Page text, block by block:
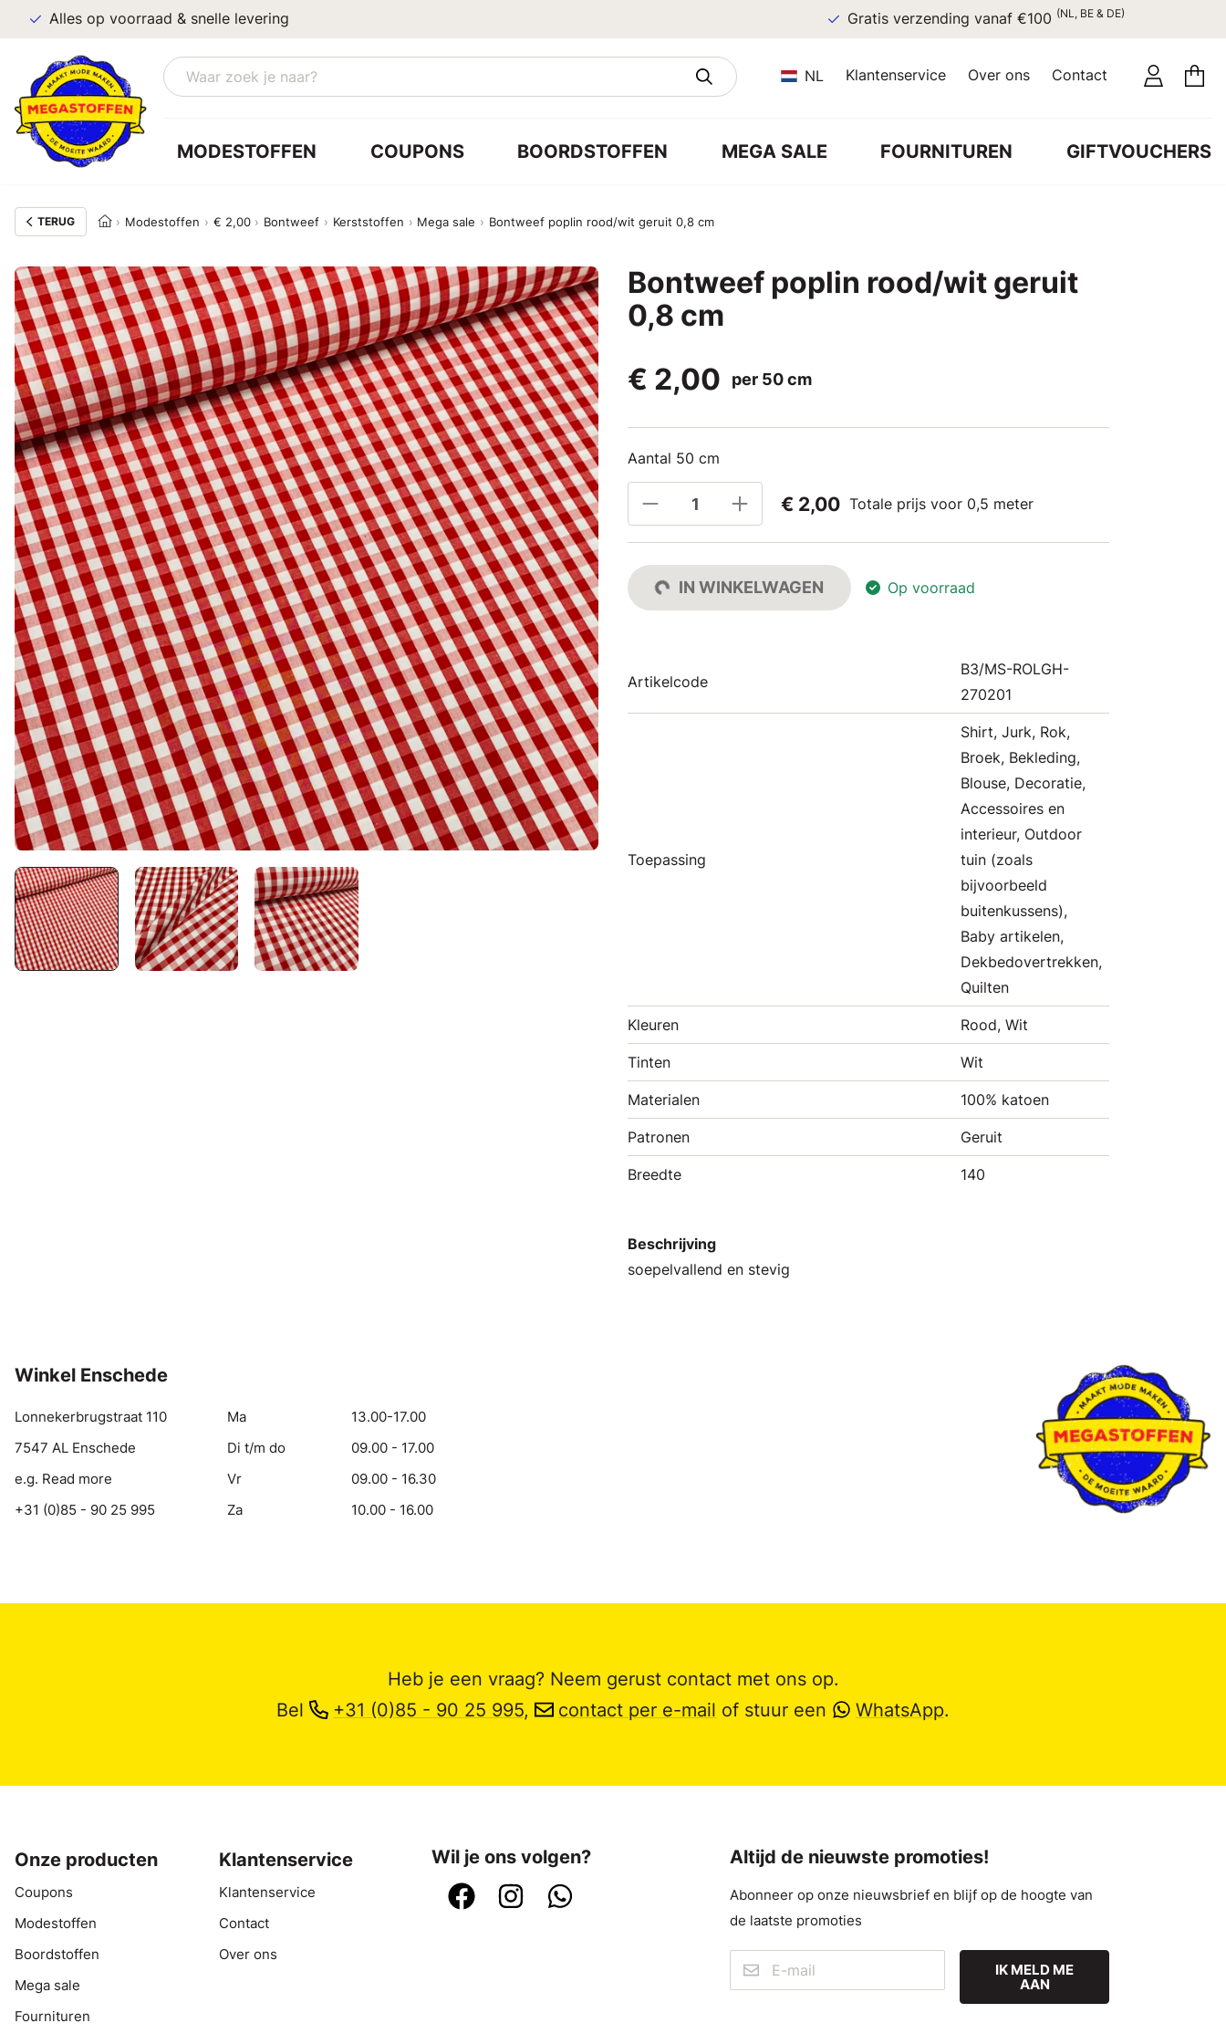
Alles op voorraad & snelle levering Gratis verzending vanaf €100 (NL, BE & DE)
NL Klantenservice Over ons Contact
MODESTOFFEN COUPONS BOORDSTOFFEN MEGA SALE FOURNITUREN GIFTVOUCHERS
TERUG Modestoffen € 2,00 Bontweef Kerststoffen Mega sale Bontweef poplin rood/wit geruit 0,8 cm
Bontweef poplin rood/wit geruit
0,8 cm
€ 2,00
per 50 cm
Aantal 50 cm
€ 2,00 Totale prijs voor 0,5 meter
IN WINKELWAGEN Op voorraad
Artikelcode
B3/MS-ROLGH-
270201
Toepassing
Shirt, Jurk, Rok,
Broek, Bekleding,
Blouse, Decoratie,
Accessoires en
interieur, Outdoor
tuin (zoals
bijvoorbeeld
buitenkussens),
Baby artikelen,
Dekbedovertrekken,
Quilten
Kleuren Rood, Wit
Tinten Wit
Materialen 100% katoen
Patronen Geruit
Breedte 140
Beschrijving
soepelvallend en stevig
Winkel Enschede
Lonnekerbrugstraat 110
7547 AL Enschede
e.g. Read more
+31 (0)85 - 90 25 995
Ma
13.00-17.00
Di t/m do
09.00 - 17.00
Vr
09.00 - 16.30
Za
10.00 - 16.00
Heb je een vraag? Neem gerust contact met ons op.
Bel
+31 (0)85 - 90 25 995, contact per e-mail of stuur een WhatsApp.
Onze producten
Coupons
Modestoffen
Boordstoffen
Mega sale
Fournituren
Klantenservice
Klantenservice
Contact
Over ons
Wil je ons volgen? Altijd de nieuwste promoties!
Abonneer op onze nieuwsbrief en blijf op de hoogte van
de laatste promoties
IK MELD ME
AAN